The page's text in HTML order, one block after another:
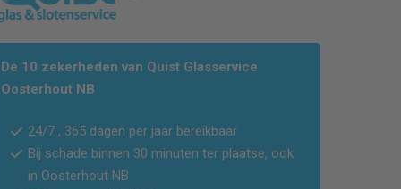
De 10 zekerheden van Quist Glasservice
Oosterhout NB
24/7 , 365 dagen per jaar bereikbaar
Bij schade binnen 30 minuten ter plaatse, ook
in Oosterhout NB